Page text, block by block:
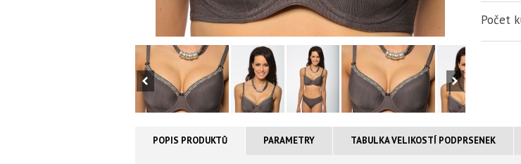
Počet
POPIS PRODUKTŮ PARAMETRY TABULKA VELIKOSTÍ PODPRSENEK